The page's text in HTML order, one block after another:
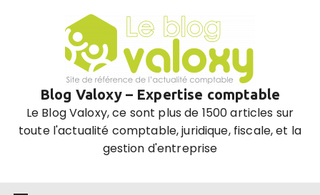
Blog Valoxy – Expertise comptable
Le Blog Valoxy, ce sont plus de 1500 articles sur
toute l'actualité comptable, juridique, fiscale, et la
gestion d'entreprise